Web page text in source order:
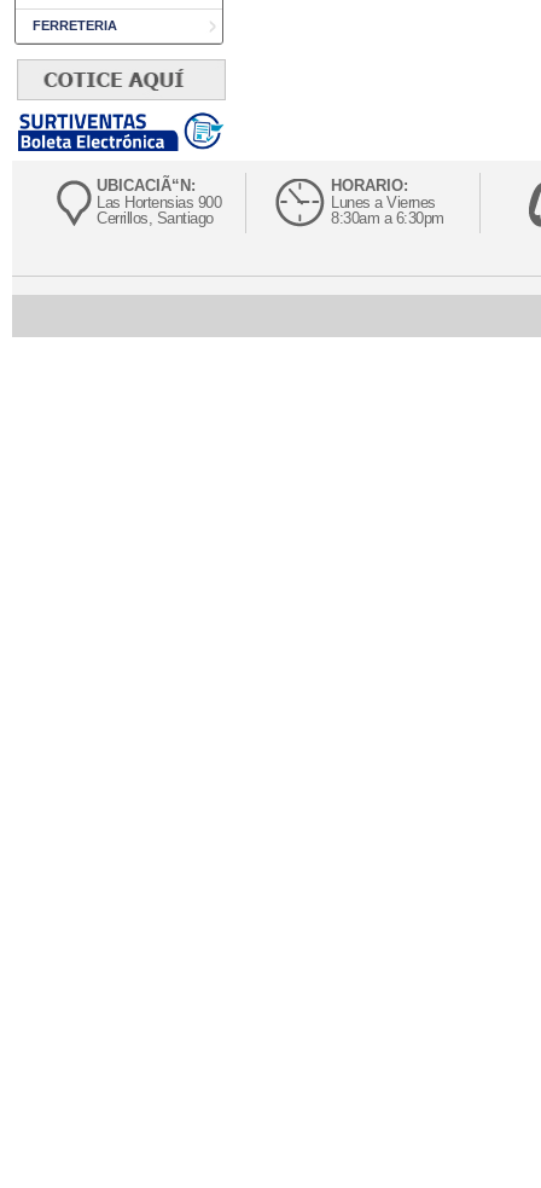
FERRETERIA
UBICACIÃ“N:
Las Hortensias 900
Cerrillos, Santiago
HORARIO:
Lunes a Viernes
8:30am a 6:30pm